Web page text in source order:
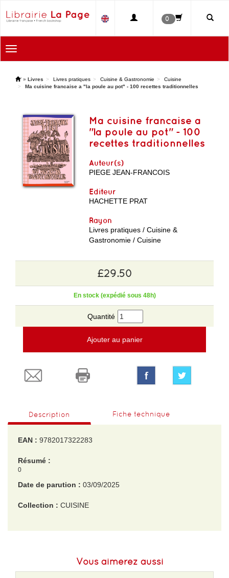
0
Toggle
navigation
' » Livres Livres pratiques Cuisine & Gastronomie
Cuisine
Ma cuisine francaise a "la poule au pot" - 100 recettes traditionnelles
Ma cuisine francaise a
"la poule au pot" - 100
recettes traditionnelles
Auteur(s)
PIEGE JEAN-FRANCOIS
Editeur
HACHETTE PRAT
Rayon
Livres pratiques / Cuisine &
Gastronomie / Cuisine
£29.50
En stock (expédié sous 48h)
Quantité
Ajouter au panier
Description Fiche technique
EAN : 9782017322283
Résumé :
0
Date de parution : 03/09/2025
Collection : CUISINE
Vous aimerez aussi